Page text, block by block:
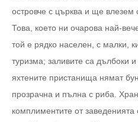
островче с църква и ще
Това, което ни очарова най-
той е рядко населен, с малки,
туризма; заливите са дълбоки
яхтените пристанища нямат
прозрачна и пълна с риба.
комплиментите от заведенията